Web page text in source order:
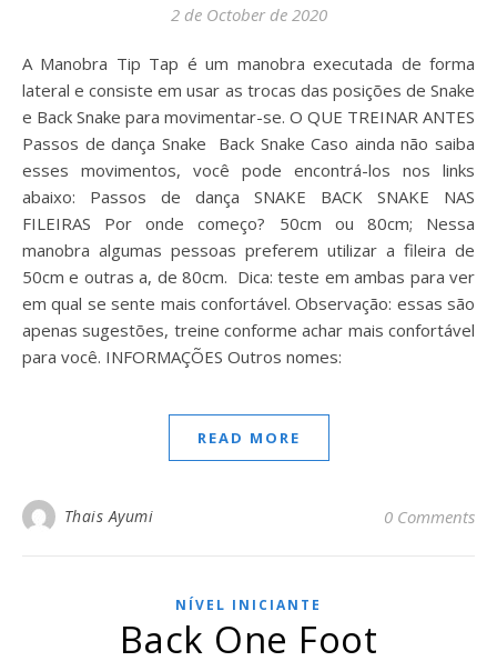
2 de October de 2020
A Manobra Tip Tap⁣ é um manobra executada de forma
lateral e consiste em usar as trocas das posições de Snake
e Back Snake para movimentar-se. O QUE TREINAR ANTES
Passos de dança Snake Back Snake Caso ainda não saiba
esses movimentos, você pode encontrá-los nos links
abaixo: Passos de dança SNAKE BACK SNAKE NAS
FILEIRAS Por onde começo? 50cm ou 80cm; Nessa
manobra algumas pessoas preferem utilizar a fileira de
50cm e outras a, de 80cm. Dica: teste em ambas para ver
em qual se sente mais confortável. Observação: essas são
apenas sugestões, treine conforme achar mais confortável
para você. INFORMAÇÕES Outros nomes:
READ MORE
Thais Ayumi 0 Comments
NÍVEL INICIANTE
Back One Foot